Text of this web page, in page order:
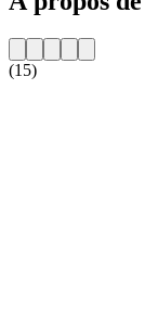
(15)